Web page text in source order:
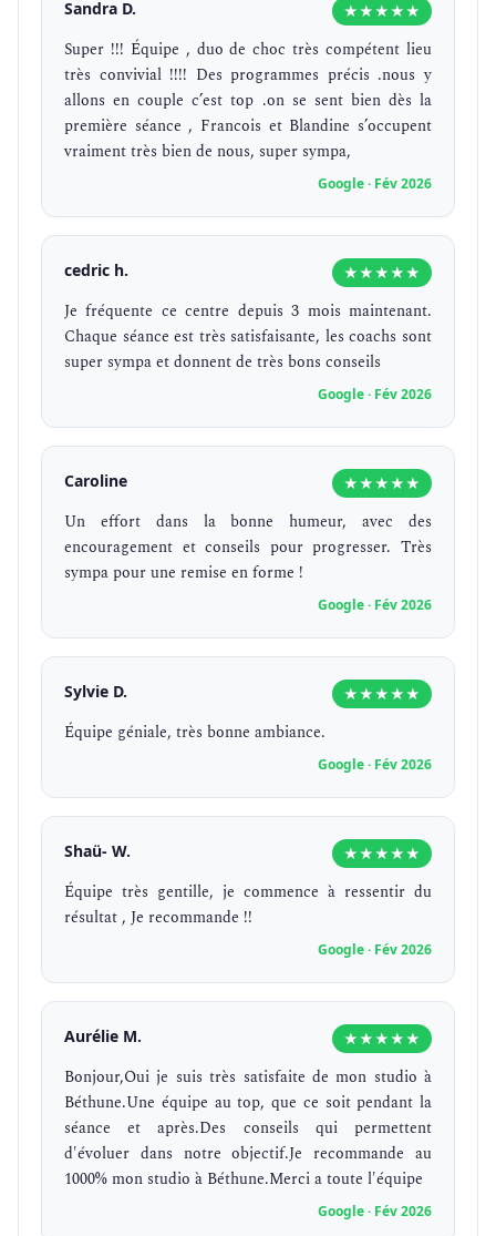
Sandra D. ★★★★★
Super !!! Équipe , duo de choc très compétent lieu
très convivial !!!! Des programmes précis .nous y
allons en couple c’est top .on se sent bien dès la
première séance , Francois et Blandine s’occupent
vraiment très bien de nous, super sympa,
Google · Fév 2026
cedric h. ★★★★★
Je fréquente ce centre depuis 3 mois maintenant.
Chaque séance est très satisfaisante, les coachs sont
super sympa et donnent de très bons conseils
Google · Fév 2026
Caroline ★★★★★
Un effort dans la bonne humeur, avec des
encouragement et conseils pour progresser. Très
sympa pour une remise en forme !
Google · Fév 2026
Sylvie D. ★★★★★
Équipe géniale, très bonne ambiance.
Google · Fév 2026
Shaü- W. ★★★★★
Équipe très gentille, je commence à ressentir du
résultat , Je recommande !!
Google · Fév 2026
Aurélie M. ★★★★★
Bonjour,Oui je suis très satisfaite de mon studio à
Béthune.Une équipe au top, que ce soit pendant la
séance et après.Des conseils qui permettent
d'évoluer dans notre objectif.Je recommande au
1000% mon studio à Béthune.Merci a toute l'équipe
Google · Fév 2026